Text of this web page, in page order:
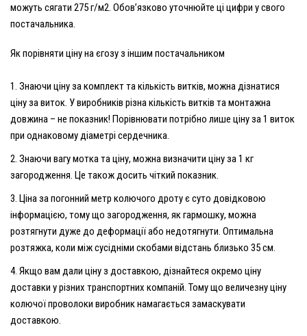
можуть сягати 275 г/м2. Обов’язково уточнюйте ці цифри у свого
постачальника.
Як порівняти ціну на єгозу з іншим постачальником
Знаючи ціну за комплект та кількість витків, можна дізнатися
ціну за виток. У виробників різна кількість витків та монтажна
довжина – не показник! Порівнювати потрібно лише ціну за 1 виток
при однаковому діаметрі сердечника.
Знаючи вагу мотка та ціну, можна визначити ціну за 1 кг
загородження. Це також досить чіткий показник.
Ціна за погонний метр колючого дроту є суто довідковою
інформацією, тому що загородження, як гармошку, можна
розтягнути дуже до деформації або недотягнути. Оптимальна
розтяжка, коли між сусідніми скобами відстань близько 35 см.
Якщо вам дали ціну з доставкою, дізнайтеся окремо ціну
доставки у різних транспортних компаній. Тому що величезну ціну
колючої проволоки виробник намагається замаскувати
доставкою.